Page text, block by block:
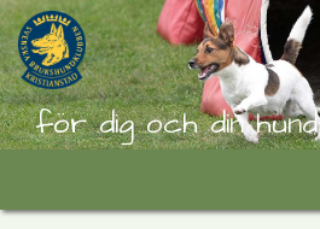
för dig och din hund